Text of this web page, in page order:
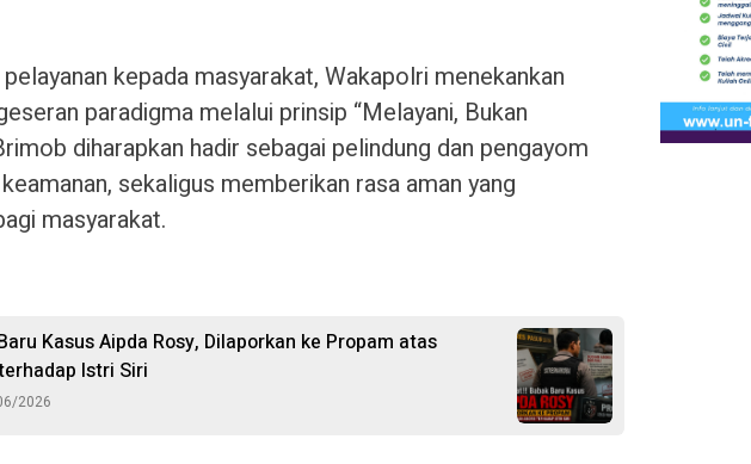
kepada masyarakat, Wakapolri menekankan
paradigma melalui prinsip “Melayani, Bukan
diharapkan hadir sebagai pelindung dan pengayom
sekaligus memberikan rasa aman yang
masyarakat.
Kasus Aipda Rosy, Dilaporkan ke Propam atas
Istri Siri
2026